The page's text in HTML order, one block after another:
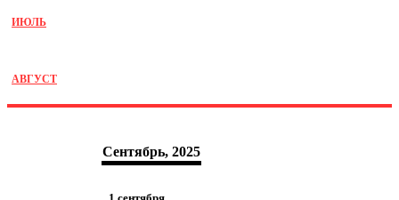
ИЮЛЬ
АВГУСТ
Сентябрь, 2025